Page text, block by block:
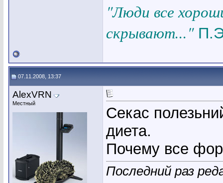
"Люди все
скрывают..."
07.11.2008, 13:37
AlexVRN
Местный
Секас
диета.
Почему все
Последний раз